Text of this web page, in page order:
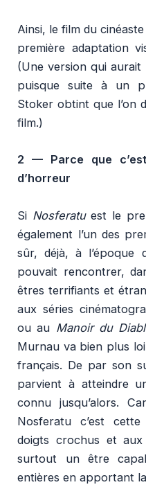
Ainsi, le film du
première adaptation
(Une version qui
puisque suite à un
Stoker obtint que l’on
film.)
2 — Parce que
d’horreur
Si Nosferatuest le
également l’un des
sûr, déjà, à l’époque
pouvait rencontrer,
êtres terrifiants et
aux séries
ou au Manoir du
Murnau va bien plus
français. De par son
parvient à atteindre
connu jusqu’alors.
Nosferatu c’est
doigts crochus et aux
surtout un être
entières en apportant